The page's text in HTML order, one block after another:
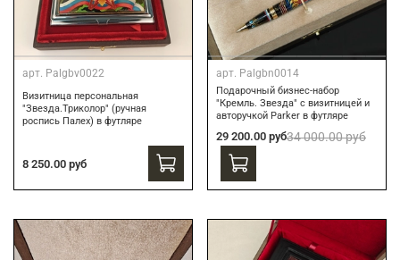
арт. Palgbv0022
Визитница персональная
"Звезда.Триколор" (ручная
роспись Палех) в футляре
8 250.00 руб
арт. Palgbn0014
Подарочный бизнес-набор
"Кремль. Звезда" с визитницей и
авторучкой Parker в футляре
29 200.00 руб34 000.00 руб